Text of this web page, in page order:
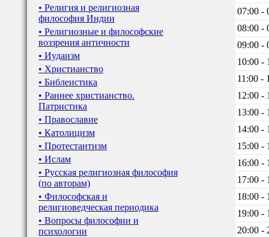
• Религия и религиозная
философия Индии
• Религиозные и философские
воззрения античности
• Иудаизм
• Христианство
• Библеистика
• Раннее христианство.
Патристика
• Православие
• Католицизм
• Протестантизм
• Ислам
• Русская религиозная философия
(по авторам)
• Философская и
религиоведческая периодика
• Вопросы философии и
психологии
07:00 -
08:00 -
09:00 -
10:00 -
11:00 -
12:00 -
13:00 -
14:00 -
15:00 -
16:00 -
17:00 -
18:00 -
19:00 -
20:00 -